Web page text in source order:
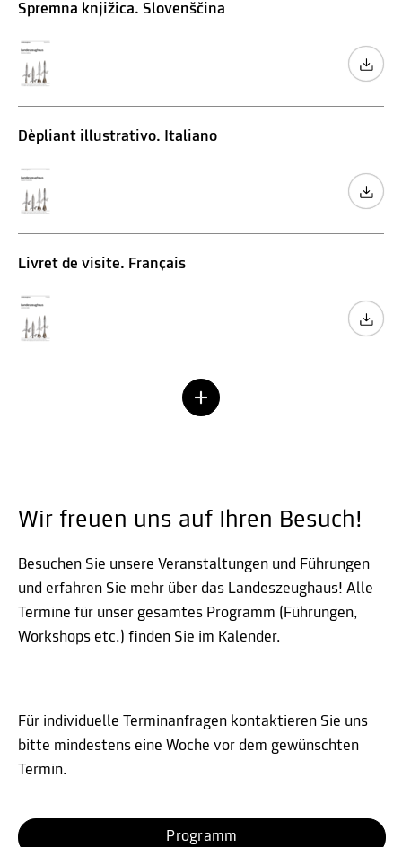
Spremna knjižica. Slovenščina
Dèpliant illustrativo. Italiano
Livret de visite. Français
Wir freuen uns auf Ihren Besuch!
Besuchen Sie unsere Veranstaltungen und Führungen
und erfahren Sie mehr über das Landeszeughaus! Alle
Termine für unser gesamtes Programm (Führungen,
Workshops etc.) finden Sie im Kalender.
Für individuelle Terminanfragen kontaktieren Sie uns
bitte mindestens eine Woche vor dem gewünschten
Termin.
Programm